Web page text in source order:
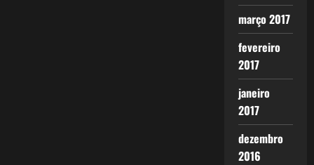
março 2017
fevereiro
2017
janeiro
2017
dezembro
2016